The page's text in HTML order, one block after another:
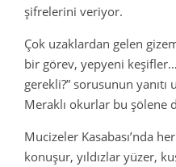
şifrelerini veriyor.
Çok uzaklardan gelen
bir görev, yepyeni
gerekli?” sorusunun yanıtı
Meraklı okurlar bu şölene
Mucizeler Kasabası’nda
konuşur, yıldızlar yüzer,